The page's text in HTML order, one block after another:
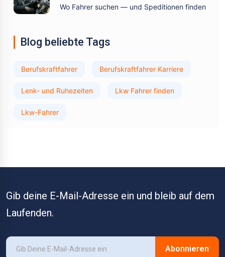
Wo Fahrer suchen — und Speditionen finden
Blog beliebte Tags
Berufskraftfahrer Berufskraftfahrer Karriere
Lenk- und Ruhezeiten Lkw Fahrer finden
Lkw-Fahrer
Gib deine E-Mail-Adresse ein und bleib auf dem
Laufenden.
Abonnieren